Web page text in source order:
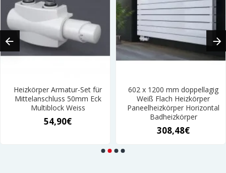
Heizkörper Armatur-Set für
Mittelanschluss 50mm Eck
Multiblock Weiss
54,90€
602 x 1200 mm doppellagig
Weiß Flach Heizkörper
Paneelheizkörper Horizontal
Badheizkörper
308,48€